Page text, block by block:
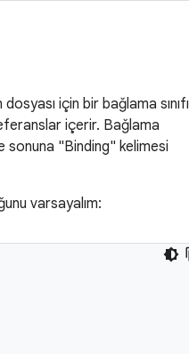
için bir bağlama sınıfı
içerir. Bağlama
sonuna "Binding" kelimesi
varsayalım: